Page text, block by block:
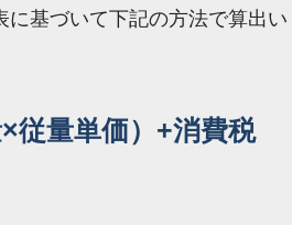
基づいて下記の方法で算出い
従量単価）+消費税